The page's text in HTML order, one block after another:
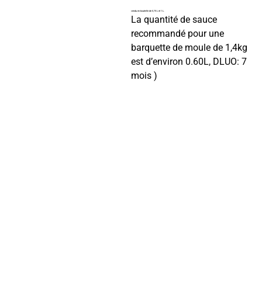
vendu en bouteille de 0,75 L et 1 L.
La quantité de sauce
recommandé pour une
barquette de moule de 1,4kg
est d’environ 0.60L, DLUO: 7
mois )